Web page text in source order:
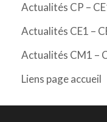
Actualités CP –
Actualités CE1 –
Actualités CM1 –
Liens page accueil